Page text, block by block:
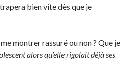
bien vite dès que je
montrer rassuré ou non ? Que je
alors qu’elle rigolait déjà ses